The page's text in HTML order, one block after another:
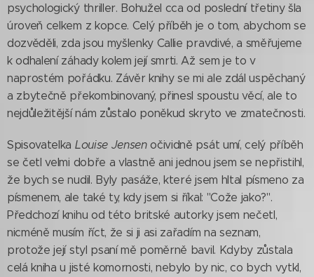
psychologický thriller. Bohužel cca od poslední třetiny šla
úroveň celkem z kopce. Celý příběh je o tom, abychom se
dozvěděli, zda jsou myšlenky Callie pravdivé, a směřujeme
k odhalení záhady kolem její smrti. Až sem je to v
naprostém pořádku. Závěr knihy se mi ale zdál uspěchaný
a zbytečně překombinovaný, přinesl spoustu věcí, ale to
nejdůležitější nám zůstalo poněkud skryto ve zmatečnosti.
Spisovatelka Louise Jensenočividně psát umí, celý příběh
se četl velmi dobře a vlastně ani jednou jsem se nepřistihl,
že bych se nudil. Byly pasáže, které jsem hltal písmeno za
písmenem, ale také ty, kdy jsem si říkal: "Cože jako?".
Předchozí knihu od této britské autorky jsem nečetl,
nicméně musím říct, že si ji asi zařadím na seznam,
protože její styl psaní mě poměrně bavil. Kdyby zůstala
celá kniha u jisté komornosti, nebylo by nic, co bych vytkl,